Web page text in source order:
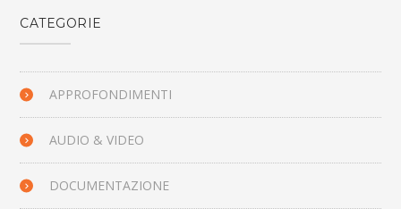
CATEGORIE
APPROFONDIMENTI
AUDIO & VIDEO
DOCUMENTAZIONE